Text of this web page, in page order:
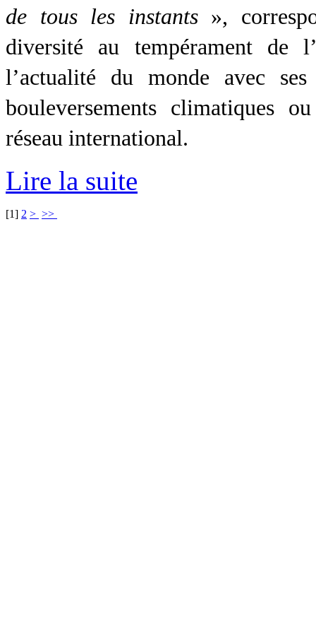
de tous les instants»,
diversité au tempérament de
l’actualité du monde avec
bouleversements climatiques
réseau international.
Lire la suite
[1] 2 > >>